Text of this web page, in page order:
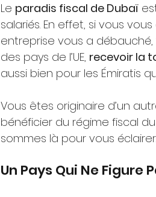
Le paradis fiscal de Dubaï
salariés. En effet, si vous
entreprise vous a
des pays de l’UE, recevoir la
aussi bien pour les Émiratis
Vous êtes originaire d’un
bénéficier du régime fiscal
sommes là pour vous éclairer.
Un Pays Qui Ne Figure